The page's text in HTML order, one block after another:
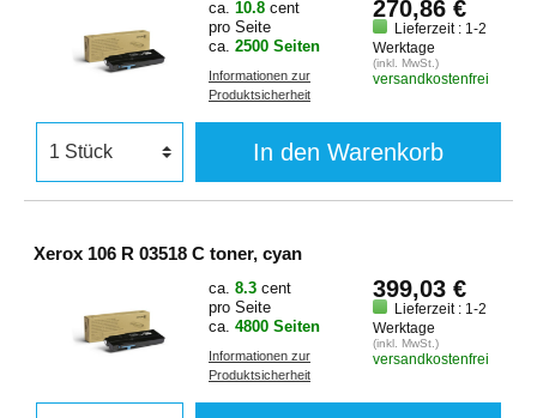
ca. 10.8 cent
pro Seite
ca. 2500 Seiten
Informationen zur
Produktsicherheit
270,86 €
Lieferzeit : 1-2
Werktage
(inkl. MwSt.)
versandkostenfrei
In den Warenkorb
Xerox 106 R 03518 C toner, cyan
ca. 8.3 cent
pro Seite
ca. 4800 Seiten
Informationen zur
Produktsicherheit
399,03 €
Lieferzeit : 1-2
Werktage
(inkl. MwSt.)
versandkostenfrei